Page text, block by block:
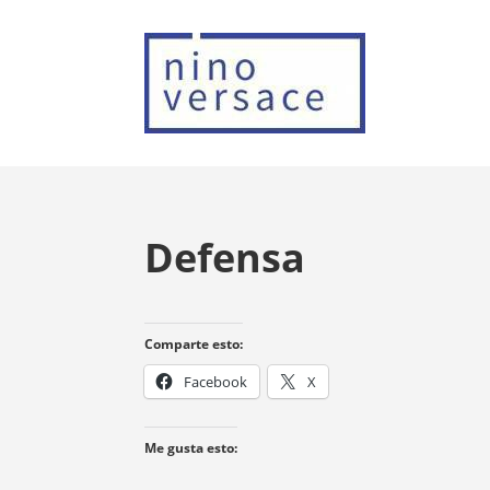
Defensa
Comparte esto:
Facebook X
Me gusta esto: